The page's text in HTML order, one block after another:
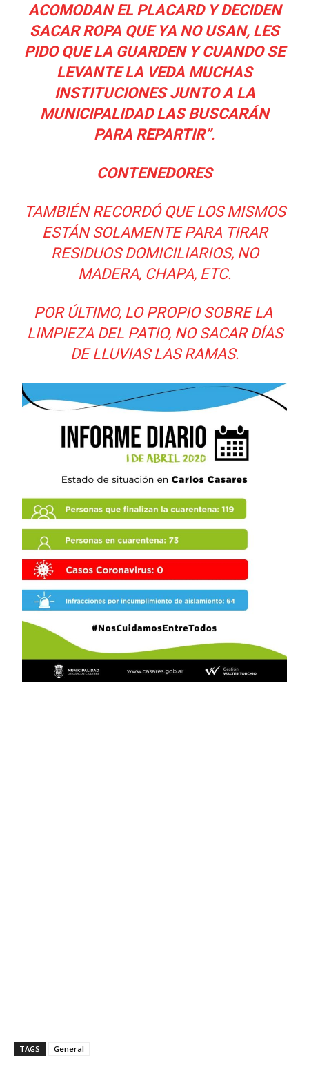
ACOMODAN EL PLACARD Y DECIDEN
SACAR ROPA QUE YA NO USAN, LES
PIDO QUE LA GUARDEN Y CUANDO SE
LEVANTE LA VEDA MUCHAS
INSTITUCIONES JUNTO A LA
MUNICIPALIDAD LAS BUSCARÁN
PARA REPARTIR”.
CONTENEDORES
TAMBIÉN RECORDÓ QUE LOS MISMOS
ESTÁN SOLAMENTE PARA TIRAR
RESIDUOS DOMICILIARIOS, NO
MADERA, CHAPA, ETC.
POR ÚLTIMO, LO PROPIO SOBRE LA
LIMPIEZA DEL PATIO, NO SACAR DÍAS
DE LLUVIAS LAS RAMAS.
TAGS General